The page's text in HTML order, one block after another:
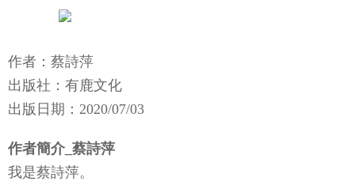
作者：蔡詩萍
出版社：有鹿文化
出版日期：2020/07/03
作者簡介_蔡詩萍
我是蔡詩萍。